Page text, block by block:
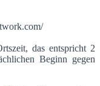
das entspricht 2
Beginn gegen